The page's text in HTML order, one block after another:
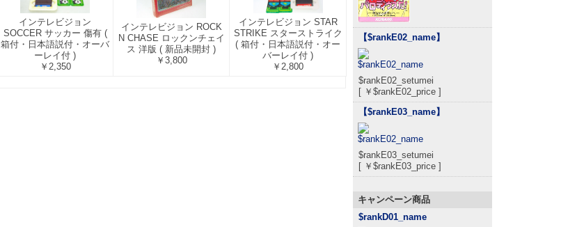
インテレビジョン
SOCCER サッカー 傷有 (
箱付・日本語説付・オーバ
ーレイ付 )
￥2,350
インテレビジョン ROCK
N CHASE ロックンチェイ
ス 洋版 ( 新品未開封 )
￥3,800
インテレビジョン STAR
STRIKE スターストライク
( 箱付・日本語説付・オー
バーレイ付 )
￥2,800
【$rankE02_name】
$rankE02_setumei
[ ￥$rankE02_price ]
【$rankE03_name】
$rankE03_setumei
[ ￥$rankE03_price ]
キャンペーン商品
$rankD01_name